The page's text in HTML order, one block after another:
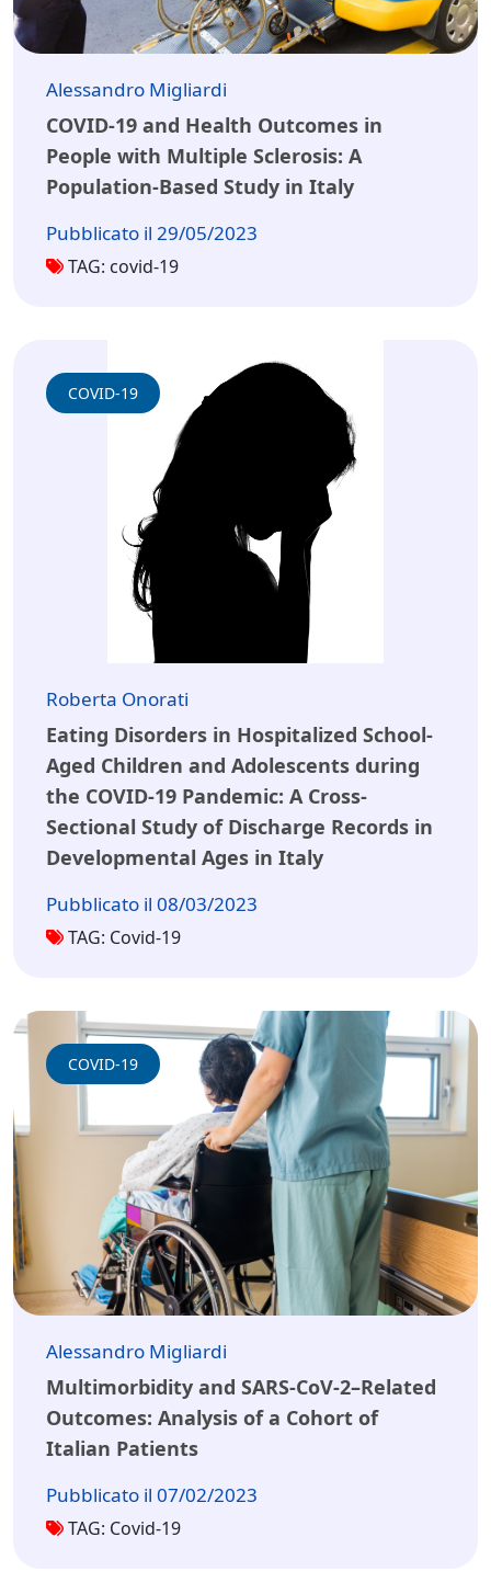
Alessandro Migliardi
COVID-19 and Health Outcomes in
People with Multiple Sclerosis: A
Population-Based Study in Italy
Pubblicato il 29/05/2023
TAG: covid-19
COVID-19
Roberta Onorati
Eating Disorders in Hospitalized School-
Aged Children and Adolescents during
the COVID-19 Pandemic: A Cross-
Sectional Study of Discharge Records in
Developmental Ages in Italy
Pubblicato il 08/03/2023
TAG: Covid-19
COVID-19
Alessandro Migliardi
Multimorbidity and SARS-CoV-2–Related
Outcomes: Analysis of a Cohort of
Italian Patients
Pubblicato il 07/02/2023
TAG: Covid-19